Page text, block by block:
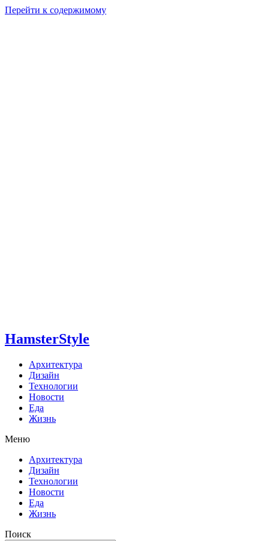
Перейти к содержимому
HamsterStyle
Архитектура
Дизайн
Технологии
Новости
Еда
Жизнь
Меню
Архитектура
Дизайн
Технологии
Новости
Еда
Жизнь
Поиск